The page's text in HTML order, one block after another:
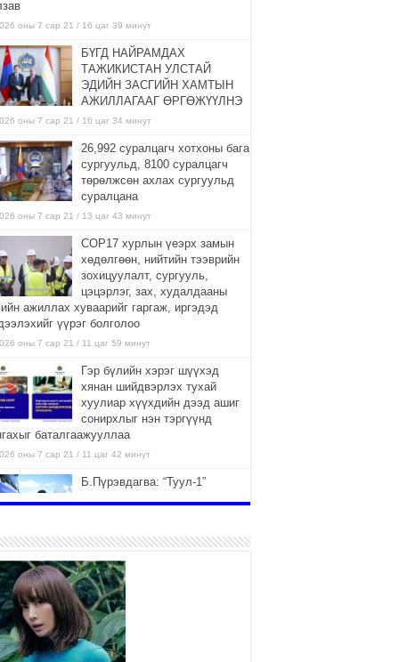
оны 7 сар 21 / 16 цаг 39 минут
БҮГД НАЙРАМДАХ
ТАЖИКИСТАН УЛСТАЙ
ЭДИЙН ЗАСГИЙН ХАМТЫН
АЖИЛЛАГААГ ӨРГӨЖҮҮЛНЭ
оны 7 сар 21 / 16 цаг 34 минут
26,992 суралцагч хотхоны бага
сургуульд, 8100 суралцагч
төрөлжсөн ахлах сургуульд
суралцана
оны 7 сар 21 / 13 цаг 43 минут
COP17 хурлын үеэрх замын
хөдөлгөөн, нийтийн тээврийн
зохицуулалт, сургууль,
цэцэрлэг, зах, худалдааны
ажиллах хуваарийг гаргаж, иргэдэд
үүрэг болголоо
оны 7 сар 21 / 11 цаг 59 минут
Гэр бүлийн хэрэг шүүхэд
хянан шийдвэрлэх тухай
хуулиар хүүхдийн дээд ашиг
сонирхлыг нэн тэргүүнд
баталгаажууллаа
оны 7 сар 21 / 11 цаг 42 минут
Б.Пүрэвдагва: “Туул-1”
оны 7 сар 21 / 10 цаг 15 минут
НИЙСЛЭЛ, АЙМГИЙН
УДИРДЛАГУУДЫН АЖЛЫГ
ХҮНД СУРТЛЫГ БУУРУУЛЖ,
ИРГЭД, АЖ АХУЙН НЭГЖИЙН
ХЭРХЭН ХӨНГӨЛСНӨӨР ДҮГНЭНЭ